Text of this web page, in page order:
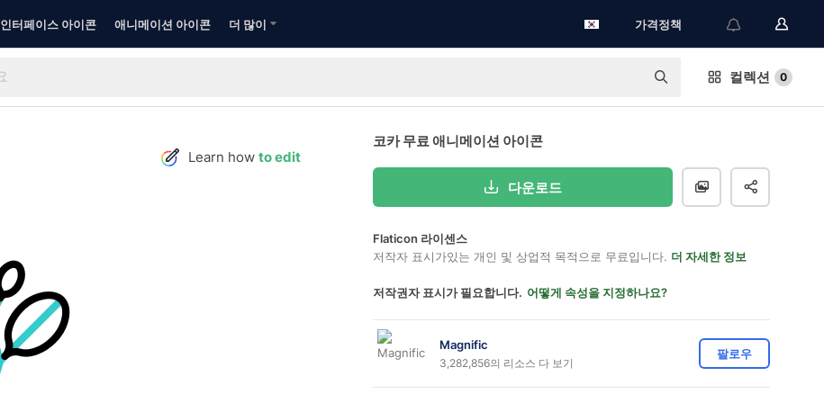
인터페이스 아이콘 애니메이션 아이콘 더 많이 가격정책
컬렉션 0
Learn how to edit
코카 무료 애니메이션 아이콘
다운로드
Flaticon 라이센스
저작자 표시가있는 개인 및 상업적 목적으로 무료입니다. 더 자세한 정보
저작권자 표시가 필요합니다. 어떻게 속성을 지정하나요?
Magnific
3,282,856의 리소스 다 보기
팔로우